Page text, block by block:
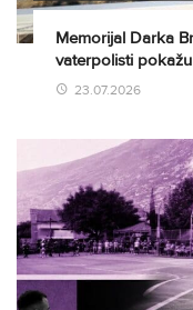
Memorijal Darka
vaterpolisti
23.07.2026